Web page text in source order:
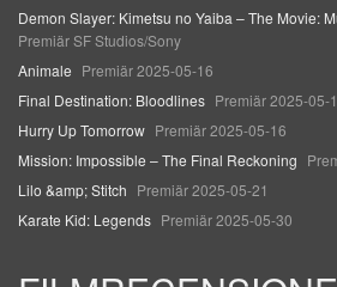
Demon Slayer: Kimetsu no Yaiba – The Movie:
Premiär SF Studios/Sony
Animale Premiär 2025-05-16
Final Destination: Bloodlines Premiär 2025-05-
Hurry Up Tomorrow Premiär 2025-05-16
Mission: Impossible – The Final Reckoning
Lilo &amp; Stitch Premiär 2025-05-21
Karate Kid: Legends Premiär 2025-05-30